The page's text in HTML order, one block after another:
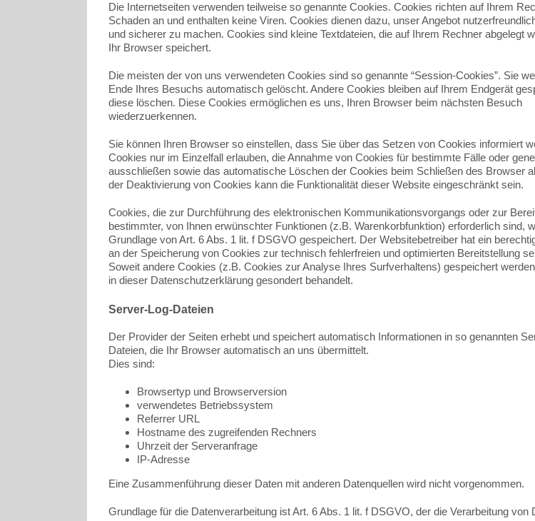
Die Internetseiten verwenden teilweise so genannte Cookies. Cookies richten auf Ihrem
Schaden an und enthalten keine Viren. Cookies dienen dazu, unser Angebot
und sicherer zu machen. Cookies sind kleine Textdateien, die auf Ihrem Rechner abgelegt
Ihr Browser speichert.
Die meisten der von uns verwendeten Cookies sind so genannte “Session-Cookies”. Sie
Ende Ihres Besuchs automatisch gelöscht. Andere Cookies bleiben auf Ihrem Endgerät
diese löschen. Diese Cookies ermöglichen es uns, Ihren Browser beim nächsten Besuch
wiederzuerkennen.
Sie können Ihren Browser so einstellen, dass Sie über das Setzen von Cookies informiert
Cookies nur im Einzelfall erlauben, die Annahme von Cookies für bestimmte Fälle oder
ausschließen sowie das automatische Löschen der Cookies beim Schließen des Browser
der Deaktivierung von Cookies kann die Funktionalität dieser Website eingeschränkt sein.
Cookies, die zur Durchführung des elektronischen Kommunikationsvorgangs oder zur
bestimmter, von Ihnen erwünschter Funktionen (z.B. Warenkorbfunktion) erforderlich sind,
Grundlage von Art. 6 Abs. 1 lit. f DSGVO gespeichert. Der Websitebetreiber hat ein
an der Speicherung von Cookies zur technisch fehlerfreien und optimierten Bereitstellung
Soweit andere Cookies (z.B. Cookies zur Analyse Ihres Surfverhaltens) gespeichert
in dieser Datenschutzerklärung gesondert behandelt.
Server-Log-Dateien
Der Provider der Seiten erhebt und speichert automatisch Informationen in so genannten
Dateien, die Ihr Browser automatisch an uns übermittelt.
Dies sind:
Browsertyp und Browserversion
verwendetes Betriebssystem
Referrer URL
Hostname des zugreifenden Rechners
Uhrzeit der Serveranfrage
IP-Adresse
Eine Zusammenführung dieser Daten mit anderen Datenquellen wird nicht vorgenommen.
Grundlage für die Datenverarbeitung ist Art. 6 Abs. 1 lit. f DSGVO, der die Verarbeitung von